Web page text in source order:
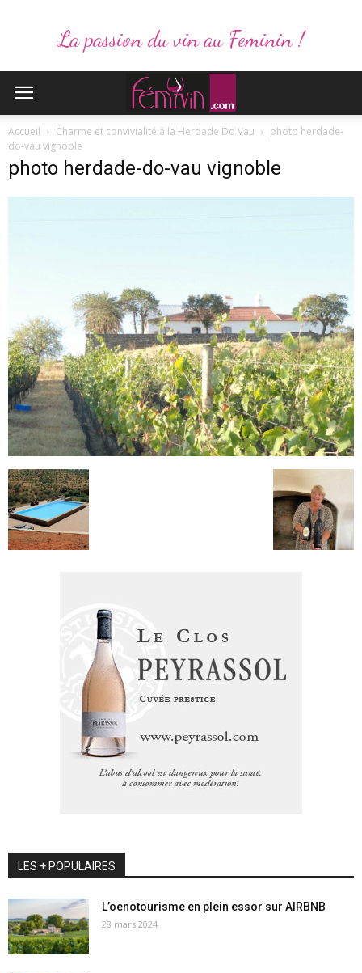
La passion du vin au Feminin !
Accueil Charme et convivialité à la Herdade Do Vau
photo herdade-
do-vau vignoble
photo herdade-do-vau vignoble
LES + POPULAIRES
L’oenotourisme en plein essor sur AIRBNB
28 mars 2024